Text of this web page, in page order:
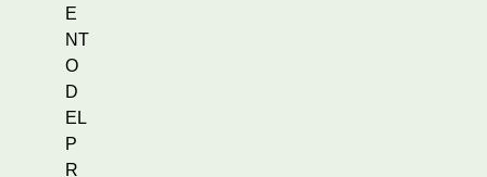
E
NT
O
D
EL
P
R